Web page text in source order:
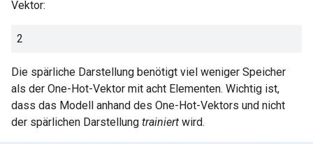
Vektor:
2
Die spärliche Darstellung benötigt viel weniger Speicher
als der One-Hot-Vektor mit acht Elementen. Wichtig ist,
dass das Modell anhand des One-Hot-Vektors und nicht
der spärlichen Darstellung trainiert wird.